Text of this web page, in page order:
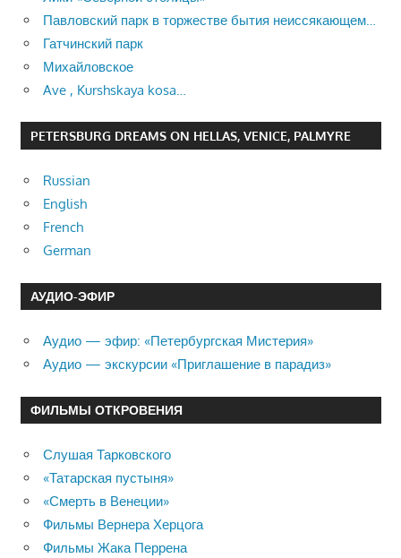
Павловский парк в торжестве бытия неиссякающем…
Гатчинский парк
Михайловское
Ave , Kurshskaya kosa…
PETERSBURG DREAMS ON HELLAS, VENICE, PALMYRE
Russian
English
French
German
АУДИО-ЭФИР
Аудио — эфир: «Петербургская Мистерия»
Аудио — экскурсии «Приглашение в парадиз»
ФИЛЬМЫ ОТКРОВЕНИЯ
Слушая Тарковского
«Татарская пустыня»
«Смерть в Венеции»
Фильмы Вернера Херцога
Фильмы Жака Перрена